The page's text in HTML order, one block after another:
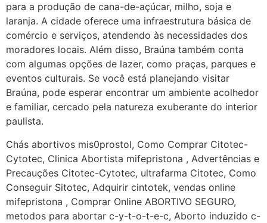
para a produção de cana-de-açúcar, milho, soja e
laranja. A cidade oferece uma infraestrutura básica de
comércio e serviços, atendendo às necessidades dos
moradores locais. Além disso, Braúna também conta
com algumas opções de lazer, como praças, parques e
eventos culturais. Se você está planejando visitar
Braúna, pode esperar encontrar um ambiente acolhedor
e familiar, cercado pela natureza exuberante do interior
paulista.
Chás abortivos mis0prostol, Como Comprar Citotec-
Cytotec, Clinica Abortista mifepristona , Advertências e
Precauções Citotec-Cytotec, ultrafarma Citotec, Como
Conseguir Sitotec, Adquirir cintotek, vendas online
mifepristona , Comprar Online ABORTIVO SEGURO,
metodos para abortar c-y-t-o-t-e-c, Aborto induzido c-
G (1199866**** em
http://www.proaborto.com)
Mulheres vocês sabem dizer
quem já tomou os remédio se
depois que para de menstruar
começa a sair um líquido
transparente, se é normal ?
(879121**** em
http://www.proaborto.com)
Deve ser normal
22/05/2026 17:19:15